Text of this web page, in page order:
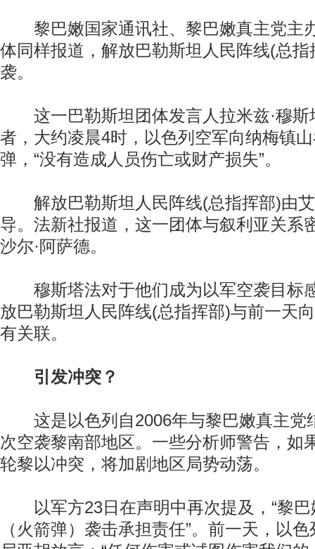
黎巴嫩国家通讯社、黎巴嫩真主党主
体同样报道，解放巴勒斯坦人民阵线(总
袭。
这一巴勒斯坦团体发言人拉米兹·穆斯
者，大约凌晨4时，以色列空军向纳梅镇
弹，“没有造成人员伤亡或财产损失”。
解放巴勒斯坦人民阵线(总指挥部)由艾
导。法新社报道，这一团体与叙利亚关系
沙尔·阿萨德。
穆斯塔法对于他们成为以军空袭目标
放巴勒斯坦人民阵线(总指挥部)与前一天
有关联。
引发冲突？
这是以色列自2006年与黎巴嫩真主党
次空袭黎南部地区。一些分析师警告，如
轮黎以冲突，将加剧地区局势动荡。
以军方23日在声明中再次提及，“黎巴
（火箭弹）袭击承担责任”。前一天，以